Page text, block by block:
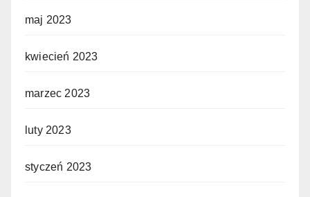
maj 2023
kwiecień 2023
marzec 2023
luty 2023
styczeń 2023